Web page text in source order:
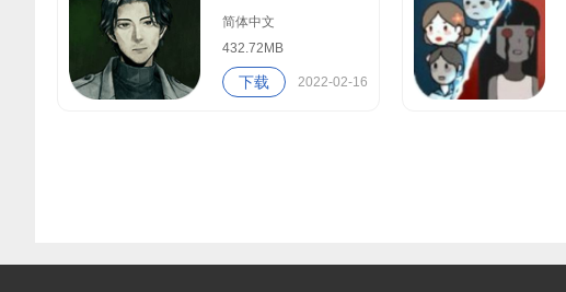
简体中文
432.72MB
下载 2022-02-16